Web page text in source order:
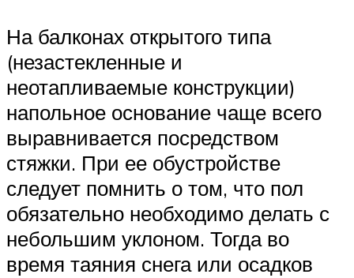
На балконах открытого типа
(незастекленные и
неотапливаемые конструкции)
напольное основание чаще всего
выравнивается посредством
стяжки. При ее обустройстве
следует помнить о том, что пол
обязательно необходимо делать с
небольшим уклоном. Тогда во
время таяния снега или осадков